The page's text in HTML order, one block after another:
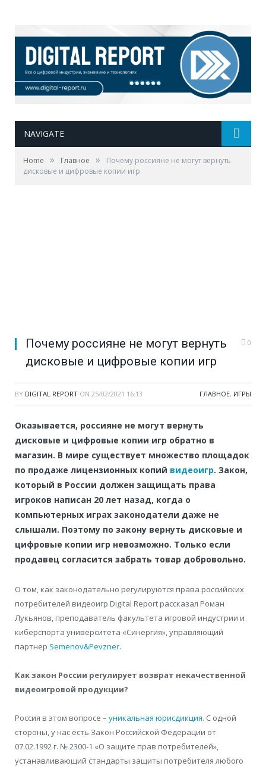
NAVIGATE
Home » Главное »
Почему россияне не могут вернуть
дисковые и цифровые копии игр
Почему россияне не могут вернуть
дисковые и цифровые копии игр
0
BY DIGITAL REPORT ON 25/02/2021 16:13 ГЛАВНОЕ, ИГРЫ
Оказывается, россияне не могут вернуть
дисковые и цифровые копии игр обратно в
магазин. В мире существует множество площадок
по продаже лицензионных копий видеоигр. Закон,
который в России должен защищать права
игроков написан 20 лет назад, когда о
компьютерных играх законодатели даже не
слышали. Поэтому по закону вернуть дисковые и
цифровые копии игр невозможно. Только если
продавец согласится забрать товар добровольно.
О том, как законодательно регулируются права российских
потребителей видеоигр Digital Report рассказал Роман
Лукьянов, преподаватель факультета игровой индустрии и
киберспорта университета «Синергия», управляющий
партнер Semenov&Pevzner.
Как закон России регулирует возврат некачественной
видеоигровой продукции?
Россия в этом вопросе – уникальная юрисдикция. С одной
стороны, у нас есть Закон Российской Федерации от
07.02.1992 г. № 2300-1 «О защите прав потребителей»,
устанавливающий стандарты защиты потребителя любого